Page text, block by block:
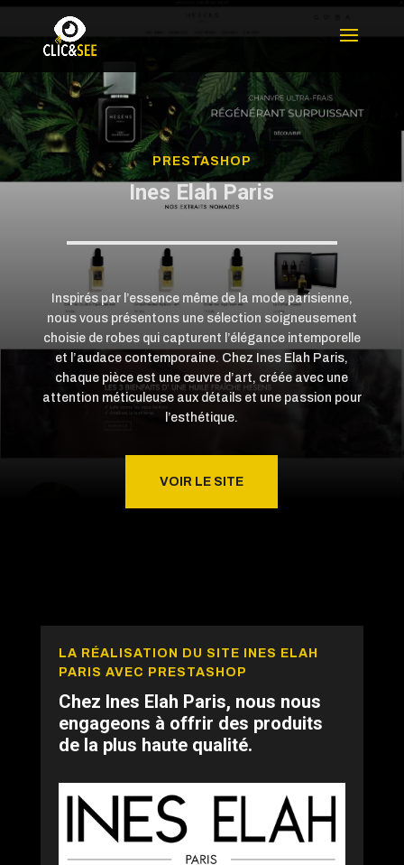
PRESTASHOP
Ines Elah Paris
Inspirés par l’essence même de la mode parisienne,
nous vous présentons une sélection soigneusement
choisie de robes qui capturent l’élégance intemporelle
et l’audace contemporaine. Chez Ines Elah Paris,
chaque pièce est une œuvre d’art, créée avec une
attention méticuleuse aux détails et une passion pour
l’esthétique.
VOIR LE SITE
LA RÉALISATION DU SITE INES ELAH
PARIS AVEC PRESTASHOP
Chez Ines Elah Paris, nous nous
engageons à offrir des produits
de la plus haute qualité.